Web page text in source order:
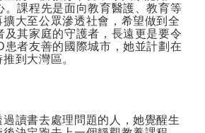
。課程先是面向教育醫護、教育等
大至公眾滲透社會，希望做到全
及其家庭的守護者，長遠更是要令
患者友善的國際城市，她並計劃在
到大灣區。
過讀書去處理問題的人，她覺醒生